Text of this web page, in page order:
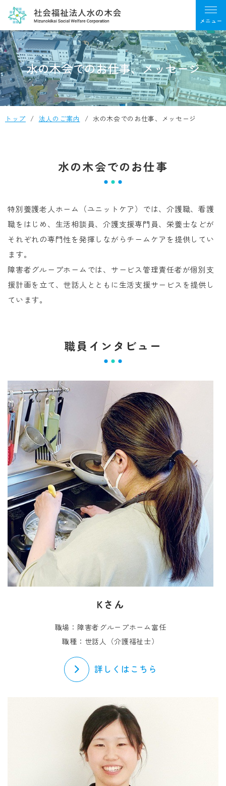
水の木会でのお仕事、メッセージ
トップ 法人のご案内 水の木会でのお仕事、メッセージ
水の木会でのお仕事
特別養護老人ホーム（ユニットケア）では、介護職、看護
職をはじめ、生活相談員、介護支援専門員、栄養士などが
それぞれの専門性を発揮しながらチームケアを提供してい
ます。
障害者グループホームでは、サービス管理責任者が個別支
援計画を立て、世話人とともに生活支援サービスを提供し
ています。
職員インタビュー
Kさん
職場：障害者グループホーム富任
職種：世話人（介護福祉士）
詳しくはこちら